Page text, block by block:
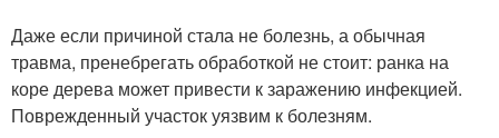
Даже если причиной стала не болезнь, а обычная
травма, пренебрегать обработкой не стоит: ранка на
коре дерева может привести к заражению инфекцией.
Поврежденный участок уязвим к болезням.